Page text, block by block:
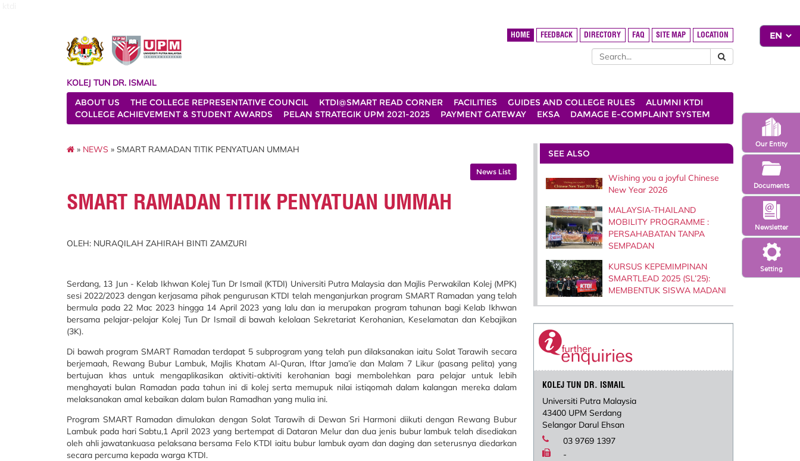
Setting
Newsletter
Our Entity
Documents
HOME FEEDBACK DIRECTORY FAQ SITE MAP LOCATION
KOLEJ TUN DR. ISMAIL
ABOUT US
THE COLLEGE REPRESENTATIVE COUNCIL KTDI@SMART READ CORNER FACILITIES GUIDES AND COLLEGE RULES
ALUMNI KTDI
COLLEGE ACHIEVEMENT & STUDENT AWARDS
PELAN STRATEGIK UPM 2021-2025 PAYMENT GATEWAY EKSA DAMAGE E-COMPLAINT SYSTEM
» NEWS » SMART RAMADAN TITIK PENYATUAN UMMAH
News List
SMART RAMADAN TITIK PENYATUAN UMMAH
OLEH: NURAQILAH ZAHIRAH BINTI ZAMZURI
Serdang, 13 Jun - Kelab Ikhwan Kolej Tun Dr Ismail (KTDI) Universiti Putra Malaysia dan Majlis Perwakilan Kolej (MPK)
sesi 2022/2023 dengan kerjasama pihak pengurusan KTDI telah menganjurkan program SMART Ramadan yang telah
bermula pada 22 Mac 2023 hingga 14 April 2023 yang lalu dan ia merupakan program tahunan bagi Kelab Ikhwan
bersama pelajar-pelajar Kolej Tun Dr Ismail di bawah kelolaan Sekretariat Kerohanian, Keselamatan dan Kebajikan
(3K).
Di bawah program SMART Ramadan terdapat 5 subprogram yang telah pun dilaksanakan iaitu Solat Tarawih secara
berjemaah, Rewang Bubur Lambuk, Majlis Khatam Al-Quran, Iftar Jama’ie dan Malam 7 Likur (pasang pelita) yang
bertujuan khas untuk mengaplikasikan aktiviti-aktiviti kerohanian bagi membolehkan para pelajar untuk lebih
menghayati bulan Ramadan pada tahun ini di kolej serta memupuk nilai istiqomah dalam kalangan mereka dalam
melaksanakan amal kebaikan dalam bulan Ramadhan yang mulia ini.
Program SMART Ramadan dimulakan dengan Solat Tarawih di Dewan Sri Harmoni diikuti dengan Rewang Bubur
Lambuk pada hari Sabtu,1 April 2023 yang bertempat di Dataran Melur dan dua jenis bubur lambuk telah disediakan
oleh ahli jawatankuasa pelaksana bersama Felo KTDI iaitu bubur lambuk ayam dan daging dan seterusnya diedarkan
secara percuma kepada warga KTDI.
SEE ALSO
Wishing you a joyful Chinese
New Year 2026
MALAYSIA-THAILAND
MOBILITY PROGRAMME :
PERSAHABATAN TANPA
SEMPADAN
KURSUS KEPEMIMPINAN
SMARTLEAD 2025 (SL’25):
MEMBENTUK SISWA MADANI
KOLEJ TUN DR. ISMAIL
Universiti Putra Malaysia
43400 UPM Serdang
Selangor Darul Ehsan
03 9769 1397
-